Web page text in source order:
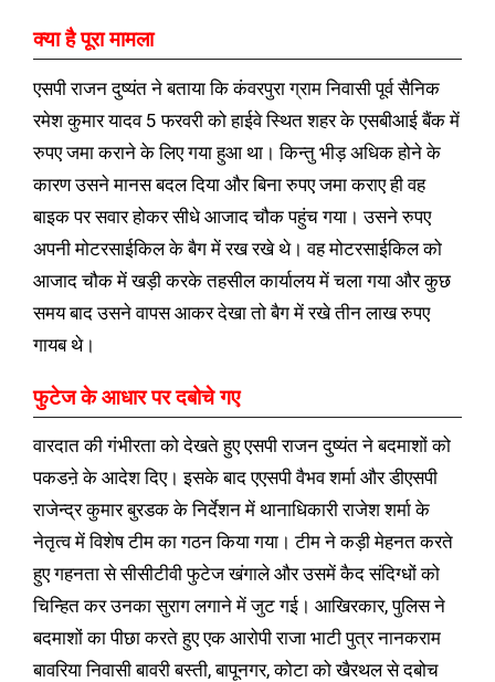
क्या है पूरा मामला
एसपी राजन दुष्यंत ने बताया कि कंवरपुरा ग्राम निवासी पूर्व सैनिक
रमेश कुमार यादव 5 फरवरी को हाईवे स्थित शहर के एसबीआई बैंक में
रुपए जमा कराने के लिए गया हुआ था। किन्तु भीड़ अधिक होने के
कारण उसने मानस बदल दिया और बिना रुपए जमा कराए ही वह
बाइक पर सवार होकर सीधे आजाद चौक पहुंच गया। उसने रुपए
अपनी मोटरसाईकिल के बैग में रख रखे थे। वह मोटरसाईकिल को
आजाद चौक में खड़ी करके तहसील कार्यालय में चला गया और कुछ
समय बाद उसने वापस आकर देखा तो बैग में रखे तीन लाख रुपए
गायब थे।
फुटेज के आधार पर दबोचे गए
वारदात की गंभीरता को देखते हुए एसपी राजन दुष्यंत ने बदमाशों को
पकडऩे के आदेश दिए। इसके बाद एएसपी वैभव शर्मा और डीएसपी
राजेन्द्र कुमार बुरडक के निर्देशन में थानाधिकारी राजेश शर्मा के
नेतृत्व में विशेष टीम का गठन किया गया। टीम ने कड़ी मेहनत करते
हुए गहनता से सीसीटीवी फुटेज खंगाले और उसमें कैद संदिग्धों को
चिन्हित कर उनका सुराग लगाने में जुट गई। आखिरकार, पुलिस ने
बदमाशों का पीछा करते हुए एक आरोपी राजा भाटी पुत्र नानकराम
बावरिया निवासी बावरी बस्ती, बापूनगर, कोटा को खैरथल से दबोच